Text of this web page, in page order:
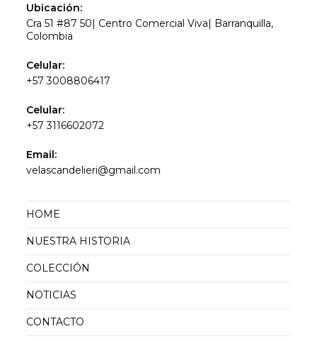
Ubicación:
Cra 51 #87 50| Centro Comercial Viva| Barranquilla,
Colombia
Celular:
+57 3008806417
Celular:
+57 3116602072
Email:
velascandelieri@gmail.com
HOME
NUESTRA HISTORIA
COLECCIÓN
NOTICIAS
CONTACTO